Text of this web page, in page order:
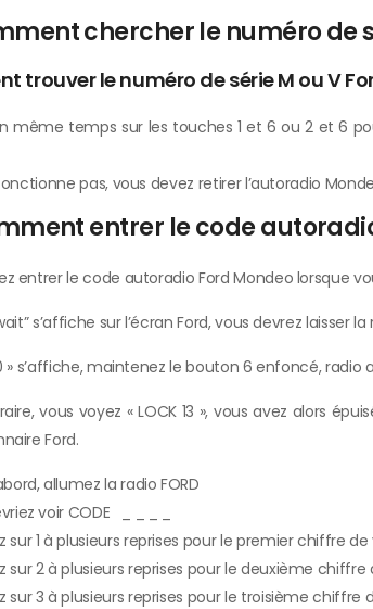
chercher le numéro de
trouver le numéro de série M ou V
même temps sur les touches 1 et 6 ou 2 et 6
pas, vous devez retirer l’autoradio
entrer le code
entrer le code autoradio Ford Mondeo lorsque
s’affiche sur l’écran Ford, vous devrez
» s’affiche, maintenez le bouton 6 enfoncé,
vous voyez « LOCK 13 », vous avez alors
Ford.
allumez la radio FORD
voir CODE _ _ _ _
sur 1 à plusieurs reprises pour le premier chiffre
sur 2 à plusieurs reprises pour le deuxième
sur 3 à plusieurs reprises pour le troisième chiffre